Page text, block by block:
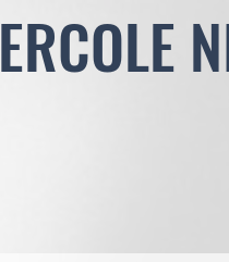
ERCOLE